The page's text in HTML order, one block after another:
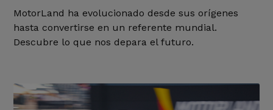
MotorLand ha evolucionado desde sus orígenes
hasta convertirse en un referente mundial.
Descubre lo que nos depara el futuro.